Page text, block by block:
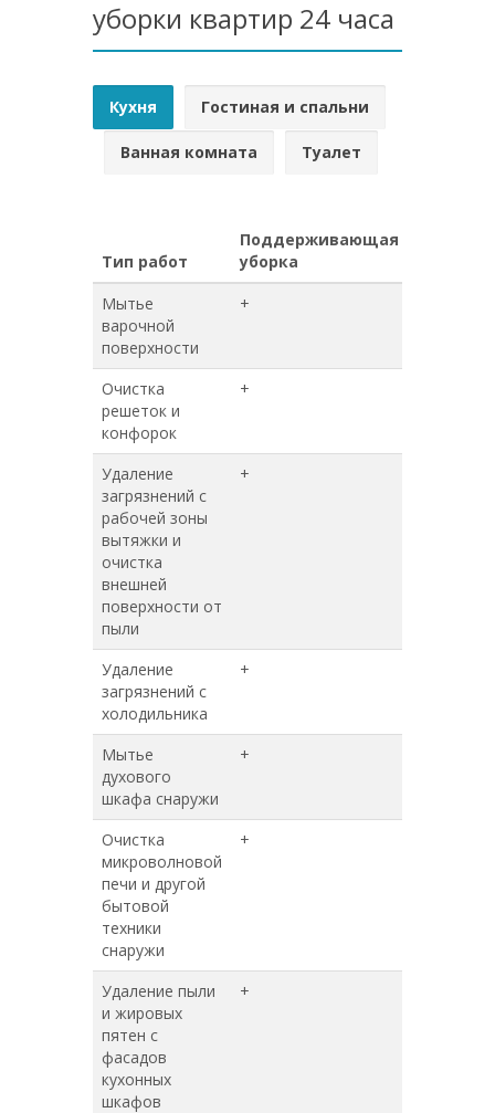
уборки квартир 24 часа
Кухня Гостиная и спальни
Ванная комната Туалет
Тип работ
Поддерживающая
уборка
Мытье
варочной
поверхности
+
Очистка
решеток и
конфорок
+
Удаление
загрязнений с
рабочей зоны
вытяжки и
очистка
внешней
поверхности от
пыли
+
Удаление
загрязнений с
холодильника
+
Мытье
духового
шкафа снаружи
+
Очистка
микроволновой
печи и другой
бытовой
техники
снаружи
+
Удаление пыли
и жировых
пятен с
фасадов
кухонных
шкафов
+